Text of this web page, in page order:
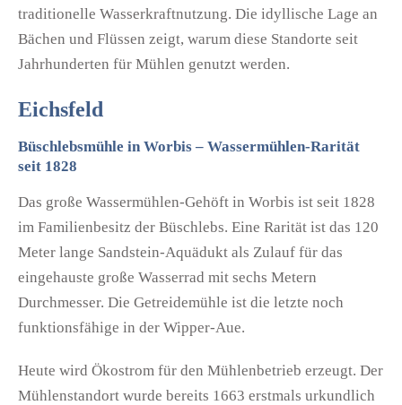
traditionelle Wasserkraftnutzung. Die idyllische Lage an
Bächen und Flüssen zeigt, warum diese Standorte seit
Jahrhunderten für Mühlen genutzt werden.
Eichsfeld
Büschlebsmühle in Worbis – Wassermühlen-Rarität
seit 1828
Das große Wassermühlen-Gehöft in Worbis ist seit 1828
im Familienbesitz der Büschlebs. Eine Rarität ist das 120
Meter lange Sandstein-Aquädukt als Zulauf für das
eingehauste große Wasserrad mit sechs Metern
Durchmesser. Die Getreidemühle ist die letzte noch
funktionsfähige in der Wipper-Aue.
Heute wird Ökostrom für den Mühlenbetrieb erzeugt. Der
Mühlenstandort wurde bereits 1663 erstmals urkundlich